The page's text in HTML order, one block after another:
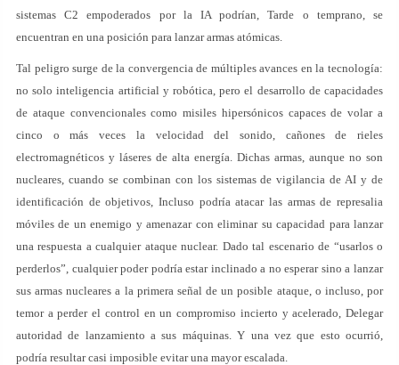
sistemas C2 empoderados por la IA podrían, Tarde o temprano, se
encuentran en una posición para lanzar armas atómicas.
Tal peligro surge de la convergencia de múltiples avances en la tecnología:
no solo inteligencia artificial y robótica, pero el desarrollo de capacidades
de ataque convencionales como misiles hipersónicos capaces de volar a
cinco o más veces la velocidad del sonido, cañones de rieles
electromagnéticos y láseres de alta energía. Dichas armas, aunque no son
nucleares, cuando se combinan con los sistemas de vigilancia de AI y de
identificación de objetivos, Incluso podría atacar las armas de represalia
móviles de un enemigo y amenazar con eliminar su capacidad para lanzar
una respuesta a cualquier ataque nuclear. Dado tal escenario de “usarlos o
perderlos”, cualquier poder podría estar inclinado a no esperar sino a lanzar
sus armas nucleares a la primera señal de un posible ataque, o incluso, por
temor a perder el control en un compromiso incierto y acelerado, Delegar
autoridad de lanzamiento a sus máquinas. Y una vez que esto ocurrió,
podría resultar casi imposible evitar una mayor escalada.